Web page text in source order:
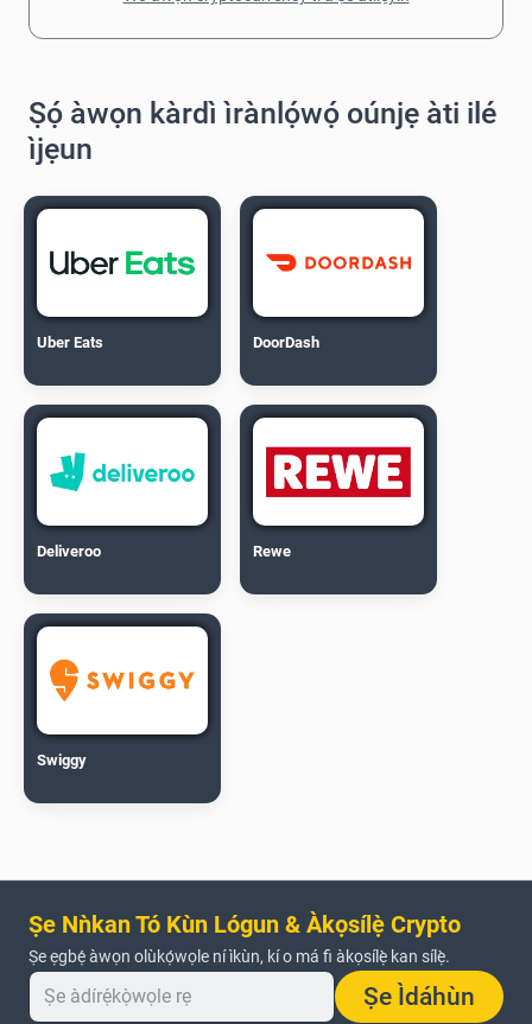
Ṣọ́ àwọn kàrdì ìrànlọ́wọ́ oúnjẹ àti ilé
ìjẹun
Uber Eats DoorDash
Deliveroo Rewe
Swiggy
Ṣe Nǹkan Tó Kùn Lógun & Àkọsílẹ̀ Crypto
Ṣe ẹgbẹ́ àwọn olùkọ́wọle ní ìkùn, kí o má fi àkọsílẹ̀ kan sílẹ̀.
Ṣe Ìdáhùn